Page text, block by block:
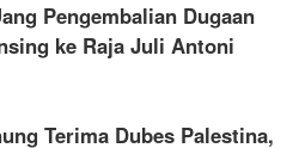
Pengembalian Dugaan
ke Raja Juli Antoni
Terima Dubes Palestina,